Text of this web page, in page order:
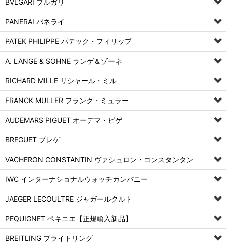
BVLGARI ブルガリ
PANERAI パネライ
PATEK PHILIPPE パテック・フィリップ
A. LANGE & SOHNE ランゲ＆ゾーネ
RICHARD MILLE リシャール・ミル
FRANCK MULLER フランク・ミュラー
AUDEMARS PIGUET オーデマ・ピゲ
BREGUET ブレゲ
VACHERON CONSTANTIN ヴァシュロン・コンスタンタン
IWC インターナショナルウォッチカンパニー
JAEGER LECOULTRE ジャガールクルト
PEQUIGNET ペキニエ【正規輸入新品】
BREITLING ブライトリング